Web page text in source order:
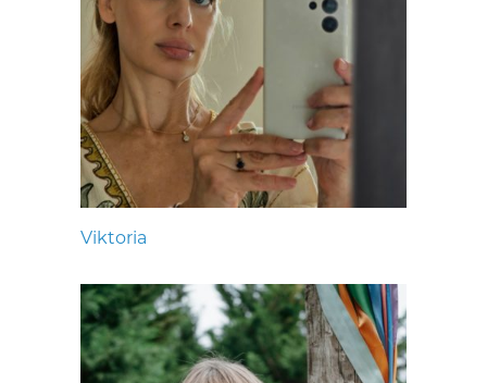
Viktoria